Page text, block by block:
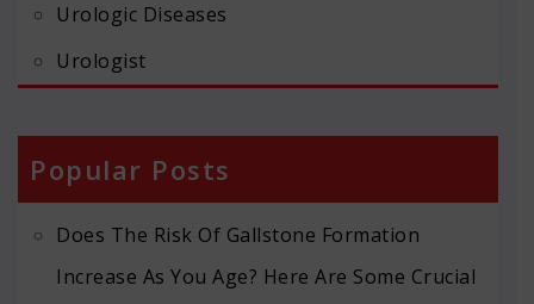
Urologic Diseases
Urologist
Popular Posts
Does The Risk Of Gallstone Formation
Increase As You Age? Here Are Some Crucial